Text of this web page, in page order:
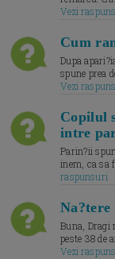
Vezi
Cum
Dupa
spune prea
Vezi
Copilul
intre
Parin?ii
inem, ca sa
raspunsuri
Buna, Dragi
peste 38 de
Vezi